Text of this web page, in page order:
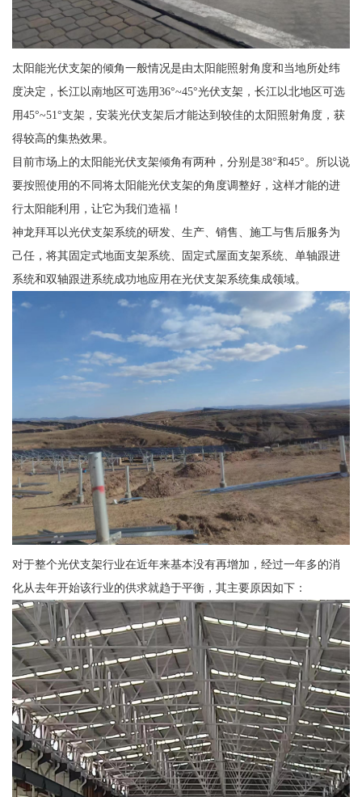
太阳能光伏支架的倾角一般情况是由太阳能照射角度和当地所处纬
度决定，长江以南地区可选用36°~45°光伏支架，长江以北地区可选
用45°~51°支架，安装光伏支架后才能达到较佳的太阳照射角度，获
得较高的集热效果。
目前市场上的太阳能光伏支架倾角有两种，分别是38°和45°。所以说
要按照使用的不同将太阳能光伏支架的角度调整好，这样才能的进
行太阳能利用，让它为我们造福！
神龙拜耳以光伏支架系统的研发、生产、销售、施工与售后服务为
己任，将其固定式地面支架系统、固定式屋面支架系统、单轴跟进
系统和双轴跟进系统成功地应用在光伏支架系统集成领域。
对于整个光伏支架行业在近年来基本没有再增加，经过一年多的消
化从去年开始该行业的供求就趋于平衡，其主要原因如下：